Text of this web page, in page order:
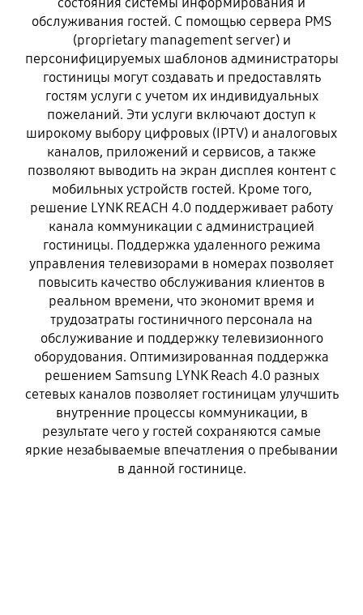
обслуживания гостей. С помощью сервера PMS
(proprietary management server) и
персонифицируемых шаблонов администраторы
гостиницы могут создавать и предоставлять
гостям услуги с учетом их индивидуальных
пожеланий. Эти услуги включают доступ к
широкому выбору цифровых (IPTV) и аналоговых
каналов, приложений и сервисов, а также
позволяют выводить на экран дисплея контент с
мобильных устройств гостей. Кроме того,
решение LYNK REACH 4.0 поддерживает работу
канала коммуникации с администрацией
гостиницы. Поддержка удаленного режима
управления телевизорами в номерах позволяет
повысить качество обслуживания клиентов в
реальном времени, что экономит время и
трудозатраты гостиничного персонала на
обслуживание и поддержку телевизионного
оборудования. Оптимизированная поддержка
решением Samsung LYNK Reach 4.0 разных
сетевых каналов позволяет гостиницам улучшить
внутренние процессы коммуникации, в
результате чего у гостей сохраняются самые
яркие незабываемые впечатления о пребывании
в данной гостинице.